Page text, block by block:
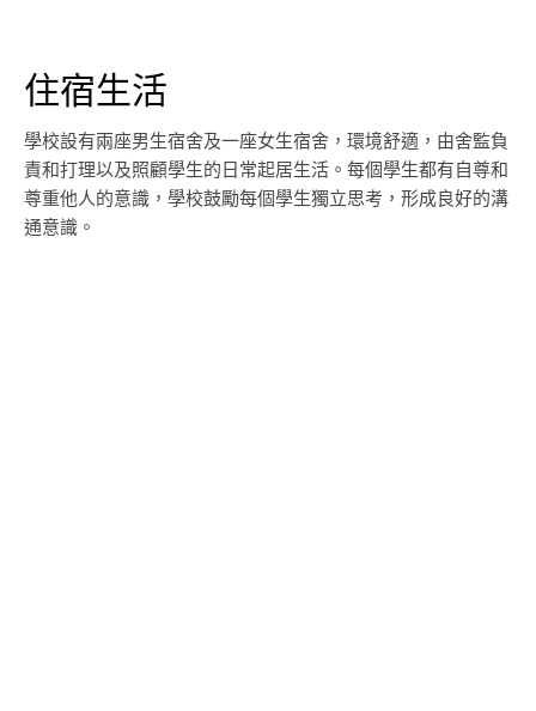
住宿生活
學校設有兩座男生宿舍及一座女生宿舍，環境舒適，由舍監負
責和打理以及照顧學生的日常起居生活。每個學生都有自尊和
尊重他人的意識，學校鼓勵每個學生獨立思考，形成良好的溝
通意識。